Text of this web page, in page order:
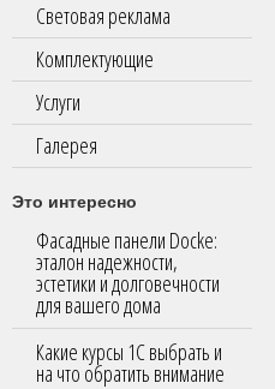
Световая реклама
Комплектующие
Услуги
Галерея
Это интересно
Фасадные панели Docke:
эталон надежности,
эстетики и долговечности
для вашего дома
Какие курсы 1С выбрать и
на что обратить внимание